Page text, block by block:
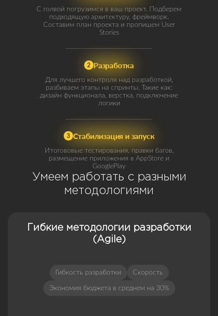
С голвой погрузимся в ваш проект. Подберем
подходящую архитектуру, фреймворк.
Составим план проекта и пропишем User
Stories
2 Разработка
Для лучшего контроля над разработкой,
разбиваем этапы на спринты. Такие как:
дизайн функционала, верстка, подключение
логики
3 Стабилизация и запуск
Итогововые тестирования, правки багов,
размещение приложения в AppStore и
GooglePlay
Умеем работать с разными
методологиями
Гибкие методологии разработки
(Agile)
Гибкость разработки Скорость
Экономия бюджета в среднем на 30%